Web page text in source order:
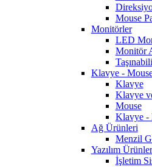
Mouse
Monitörler
LED
Monitör
Klavye -
Klavye
Klavye
Mouse
Klavye -
Ağ Ürünleri
Menzil
Yazılım
İşletim